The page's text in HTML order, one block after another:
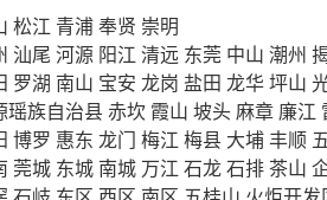
松江 青浦奉贤 崇明
汕尾 河源 阳江 清远 东莞 中山 潮州
罗湖 南山 宝安 龙岗 盐田 龙华坪山
瑶族自治县赤坎 霞山 坡头麻章 廉江
博罗 惠东 龙门 梅江 梅县 大埔丰顺
莞城 东城 南城 万江 石龙石排茶山